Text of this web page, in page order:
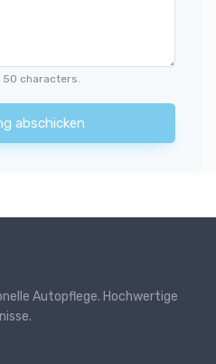
50 characters.
abschicken
Autopflege. Hochwertige